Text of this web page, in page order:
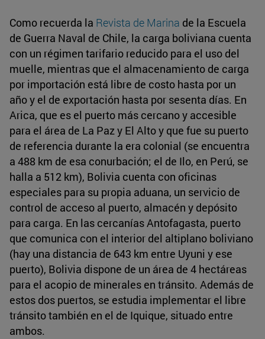
Como recuerda la Revista de Marina de la Escuela
de Guerra Naval de Chile, la carga boliviana cuenta
con un régimen tarifario reducido para el uso del
muelle, mientras que el almacenamiento de carga
por importación está libre de costo hasta por un
año y el de exportación hasta por sesenta días. En
Arica, que es el puerto más cercano y accesible
para el área de La Paz y El Alto y que fue su puerto
de referencia durante la era colonial (se encuentra
a 488 km de esa conurbación; el de Ilo, en Perú, se
halla a 512 km), Bolivia cuenta con oficinas
especiales para su propia aduana, un servicio de
control de acceso al puerto, almacén y depósito
para carga. En las cercanías Antofagasta, puerto
que comunica con el interior del altiplano boliviano
(hay una distancia de 643 km entre Uyuni y ese
puerto), Bolivia dispone de un área de 4 hectáreas
para el acopio de minerales en tránsito. Además de
estos dos puertos, se estudia implementar el libre
tránsito también en el de Iquique, situado entre
ambos.